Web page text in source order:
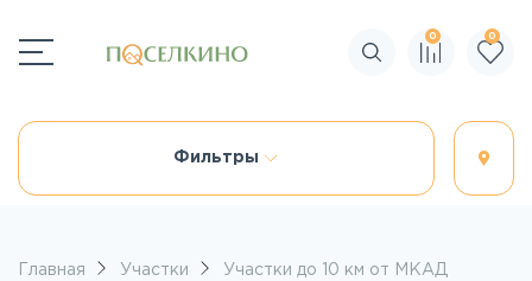
Поиск по сайту
0 0
Фильтры
Главная Участки Участки до 10 км от МКАД